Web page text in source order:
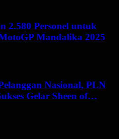
2.580 Personel untuk
Mandalika 2025
Nasional, PLN
Gelar Sheen of…